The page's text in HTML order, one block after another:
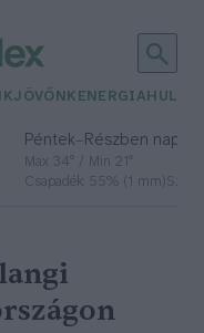
JÖVŐNK ENERGIA
Péntek– Részben
Max 34° / Min 21°
Csapadék: 55% (1 mm)Szél: